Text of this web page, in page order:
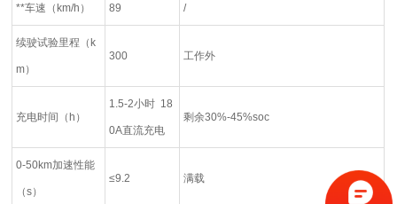
**车速（km/h） 89 /
续驶试验里程（k
m）
300 工作外
充电时间（h）
1.5-2小时 18
0A直流充电
剩余30%-45%soc
0-50km加速性能
（s）
≤9.2 满载